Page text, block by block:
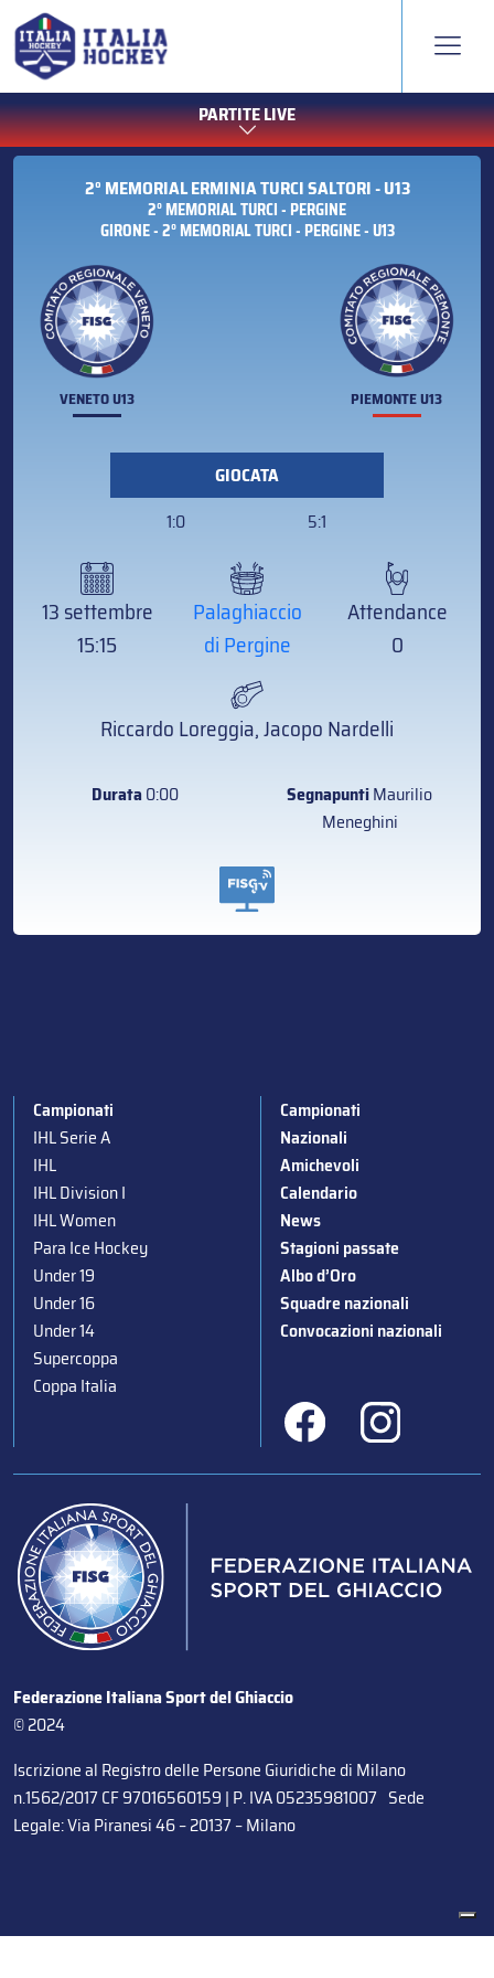
PARTITE LIVE
2° MEMORIAL ERMINIA TURCI SALTORI - U13
2° MEMORIAL TURCI - PERGINE
GIRONE - 2° MEMORIAL TURCI - PERGINE - U13
VENETO U13 PIEMONTE U13
GIOCATA
13 settembre
15:15
Palaghiaccio
di Pergine
Attendance
0
Riccardo Loreggia, Jacopo Nardelli
Durata0:00 SegnapuntiMaurilio
Meneghini
Campionati
IHL Serie A
IHL
IHL Division I
IHL Women
Para Ice Hockey
Under 19
Under 16
Under 14
Supercoppa
Coppa Italia
Campionati
Nazionali
Amichevoli
Calendario
News
Stagioni passate
Albo d’Oro
Squadre nazionali
Convocazioni nazionali
Federazione Italiana Sport del Ghiaccio
© 2024
Iscrizione al Registro delle Persone Giuridiche di Milano
n.1562/2017 CF 97016560159 | P. IVA 05235981007 Sede
Legale: Via Piranesi 46 – 20137 – Milano